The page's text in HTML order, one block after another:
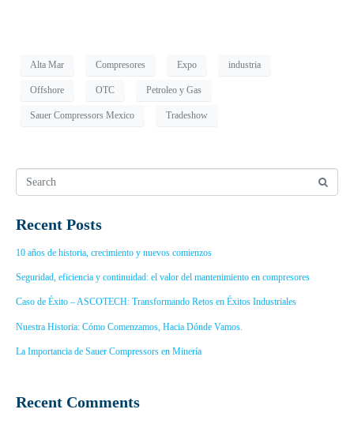
Alta Mar Compresores Expo industria
Offshore OTC Petroleo y Gas
Sauer Compressors Mexico Tradeshow
Recent Posts
10 años de historia, crecimiento y nuevos comienzos
Seguridad, eficiencia y continuidad: el valor del mantenimiento en compresores
Caso de Éxito – ASCOTECH: Transformando Retos en Éxitos Industriales
Nuestra Historia: Cómo Comenzamos, Hacia Dónde Vamos.
La Importancia de Sauer Compressors en Minería
Recent Comments